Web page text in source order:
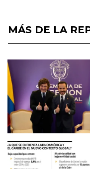
MÁS DE LA